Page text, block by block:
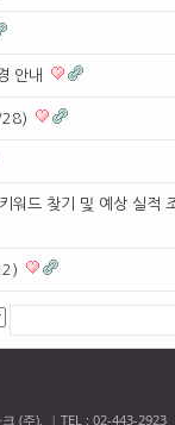
안내
28)
워드 찾기 및 예상 실적
(주), | TEL : 02-443-2923